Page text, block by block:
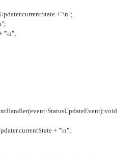
+"\n";
"\n";
+ "\n";